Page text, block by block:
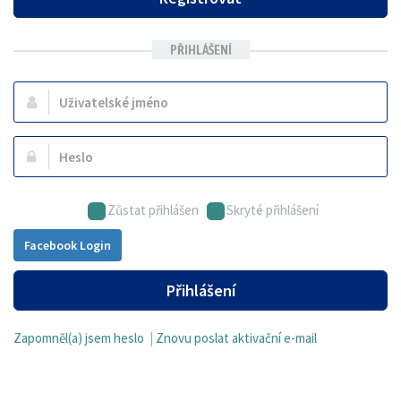
PŘIHLÁŠENÍ
Uživatelské
jméno:
Heslo:
Zůstat přihlášen Skryté přihlášení
Facebook Login
Přihlášení
Zapomněl(a) jsem heslo Znovu poslat aktivační e-mail